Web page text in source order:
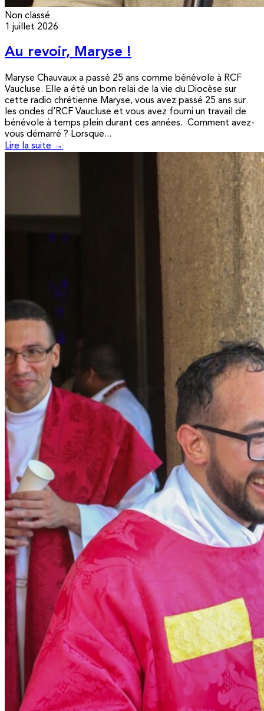
Non classé
1 juillet 2026
Au revoir, Maryse !
Maryse Chauvaux a passé 25 ans comme bénévole à RCF
Vaucluse. Elle a été un bon relai de la vie du Diocèse sur
cette radio chrétienne Maryse, vous avez passé 25 ans sur
les ondes d’RCF Vaucluse et vous avez fourni un travail de
bénévole à temps plein durant ces années. Comment avez-
vous démarré ? Lorsque...
Lire la suite →